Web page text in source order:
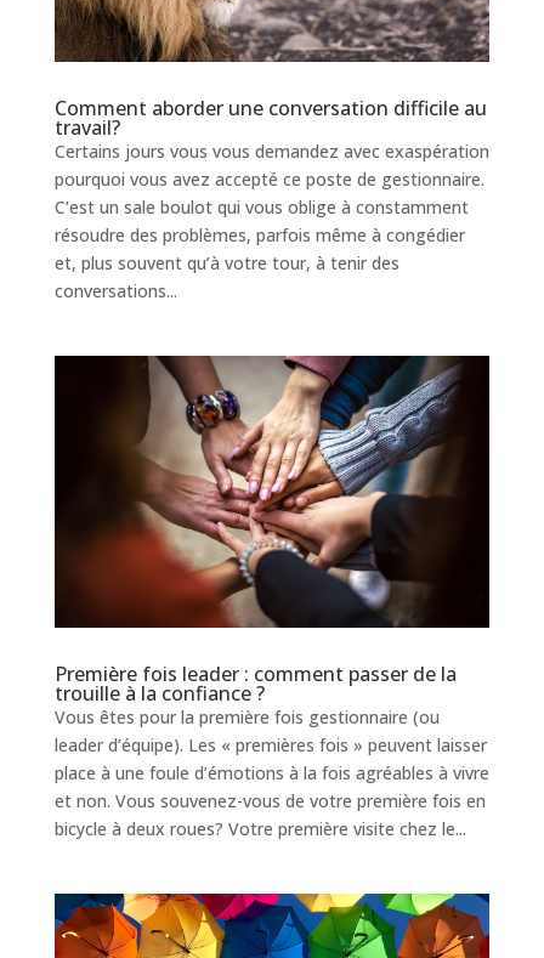
Comment aborder une conversation difficile au
travail?
Certains jours vous vous demandez avec exaspération
pourquoi vous avez accepté ce poste de gestionnaire.
C’est un sale boulot qui vous oblige à constamment
résoudre des problèmes, parfois même à congédier
et, plus souvent qu’à votre tour, à tenir des
conversations...
Première fois leader : comment passer de la
trouille à la confiance ?
Vous êtes pour la première fois gestionnaire (ou
leader d’équipe). Les « premières fois » peuvent laisser
place à une foule d’émotions à la fois agréables à vivre
et non. Vous souvenez-vous de votre première fois en
bicycle à deux roues? Votre première visite chez le...